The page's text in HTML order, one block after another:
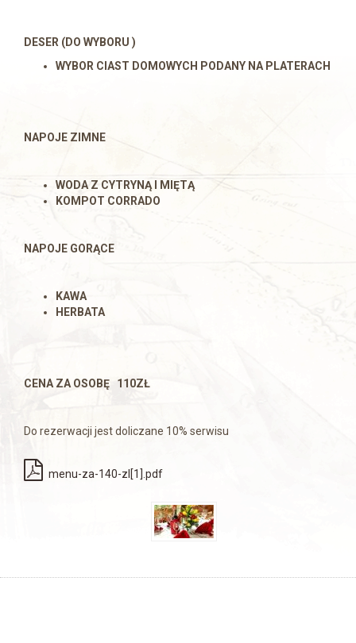
DESER (DO WYBORU )
WYBOR CIAST DOMOWYCH PODANY NA PLATERACH
NAPOJE ZIMNE
WODA Z CYTRYNĄ I MIĘTĄ
KOMPOT CORRADO
NAPOJE GORĄCE
KAWA
HERBATA
CENA ZA OSOBĘ 110ZŁ
Do rezerwacji jest doliczane 10% serwisu
menu-za-140-zl[1].pdf